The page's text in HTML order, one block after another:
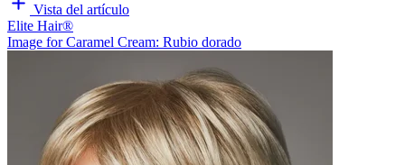
Vista del artículo
Elite Hair®
Image for Caramel Cream: Rubio dorado